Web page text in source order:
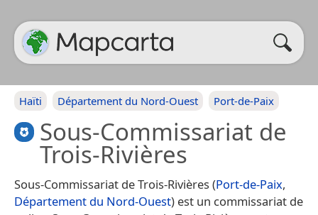
Haïti Département du Nord-Ouest Port-de-Paix
Sous-Commissariat de
Trois-Rivières
Sous-Commissariat de Trois-Rivières (Port-de-Paix,
Département du Nord-Ouest) est un commissariat de